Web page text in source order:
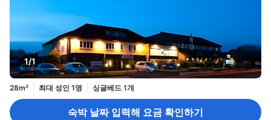
1/1
28m² 최대 성인 1명 싱글베드 1개
숙박 날짜 입력해 요금 확인하기